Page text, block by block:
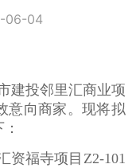
06-04
建投邻里汇商业项
意向商家。现将拟
资福寺项目 Z2-101